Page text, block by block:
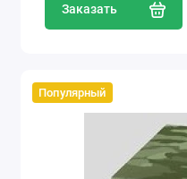
Заказать
Популярный